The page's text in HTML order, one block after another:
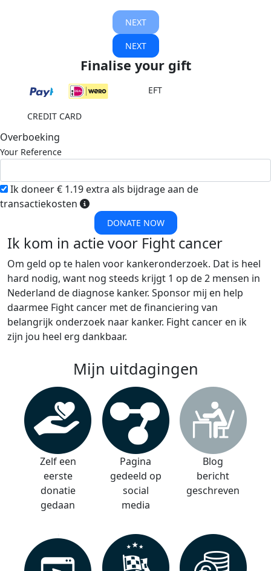
NEXT
NEXT
Finalise your gift
EFT
CREDIT CARD
Overboeking
Your Reference
Ik doneer € 1.19 extra als bijdrage aan de
transactiekosten
DONATE NOW
Ik kom in actie voor Fight cancer
Om geld op te halen voor kankeronderzoek. Dat is heel
hard nodig, want nog steeds krijgt 1 op de 2 mensen in
Nederland de diagnose kanker. Sponsor mij en help
daarmee Fight cancer met de financiering van
belangrijk onderzoek naar kanker. Fight cancer en ik
zijn jou heel erg dankbaar.
Mijn uitdagingen
Zelf een
eerste
donatie
gedaan
Pagina
gedeeld op
social
media
Blog
bericht
geschreven